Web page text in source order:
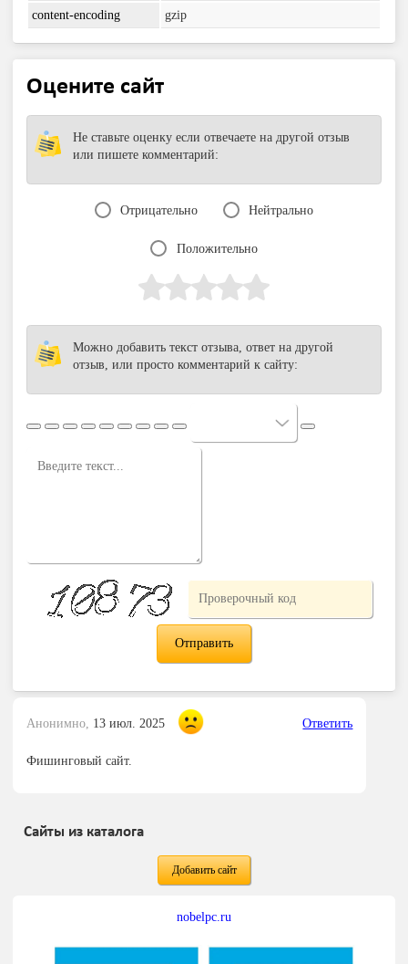
content-encoding gzip
Оцените сайт
Не ставьте оценку если отвечаете на другой отзыв
или пишете комментарий:
Отрицательно Нейтрально
Положительно
Можно добавить текст отзыва, ответ на другой
отзыв, или просто комментарий к сайту:
Анонимно, 13 июл. 2025 Ответить
Фишинговый сайт.
Сайты из каталога
Добавить сайт
nobelpc.ru